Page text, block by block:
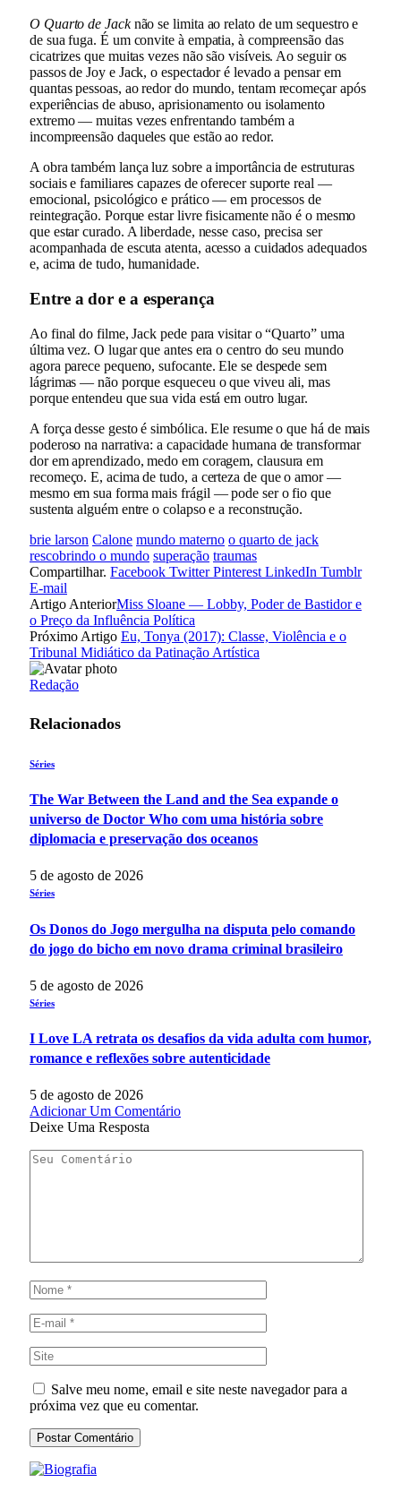
O Quarto de Jacknão se limita ao relato de um sequestro e
de sua fuga. É um convite à empatia, à compreensão das
cicatrizes que muitas vezes não são visíveis. Ao seguir os
passos de Joy e Jack, o espectador é levado a pensar em
quantas pessoas, ao redor do mundo, tentam recomeçar após
experiências de abuso, aprisionamento ou isolamento
extremo — muitas vezes enfrentando também a
incompreensão daqueles que estão ao redor.
A obra também lança luz sobre a importância de estruturas
sociais e familiares capazes de oferecer suporte real —
emocional, psicológico e prático — em processos de
reintegração. Porque estar livre fisicamente não é o mesmo
que estar curado. A liberdade, nesse caso, precisa ser
acompanhada de escuta atenta, acesso a cuidados adequados
e, acima de tudo, humanidade.
Entre a dor e a esperança
Ao final do filme, Jack pede para visitar o “Quarto” uma
última vez. O lugar que antes era o centro do seu mundo
agora parece pequeno, sufocante. Ele se despede sem
lágrimas — não porque esqueceu o que viveu ali, mas
porque entendeu que sua vida está em outro lugar.
A força desse gesto é simbólica. Ele resume o que há de mais
poderoso na narrativa: a capacidade humana de transformar
dor em aprendizado, medo em coragem, clausura em
recomeço. E, acima de tudo, a certeza de que o amor —
mesmo em sua forma mais frágil — pode ser o fio que
sustenta alguém entre o colapso e a reconstrução.
brie larson Calone mundo materno o quarto de jack
rescobrindo o mundo superação traumas
Compartilhar. Facebook Twitter Pinterest LinkedIn Tumblr
E-mail
Artigo AnteriorMiss Sloane — Lobby, Poder de Bastidor e
o Preço da Influência Política
Próximo Artigo Eu, Tonya (2017): Classe, Violência e o
Tribunal Midiático da Patinação Artística
Redação
Relacionados
Séries
The War Between the Land and the Sea expande o
universo de Doctor Who com uma história sobre
diplomacia e preservação dos oceanos
5 de agosto de 2026
Séries
Os Donos do Jogo mergulha na disputa pelo comando
do jogo do bicho em novo drama criminal brasileiro
5 de agosto de 2026
Séries
I Love LA retrata os desafios da vida adulta com humor,
romance e reflexões sobre autenticidade
5 de agosto de 2026
Adicionar Um Comentário
Deixe Uma Resposta
Salve meu nome, email e site neste navegador para a
próxima vez que eu comentar.